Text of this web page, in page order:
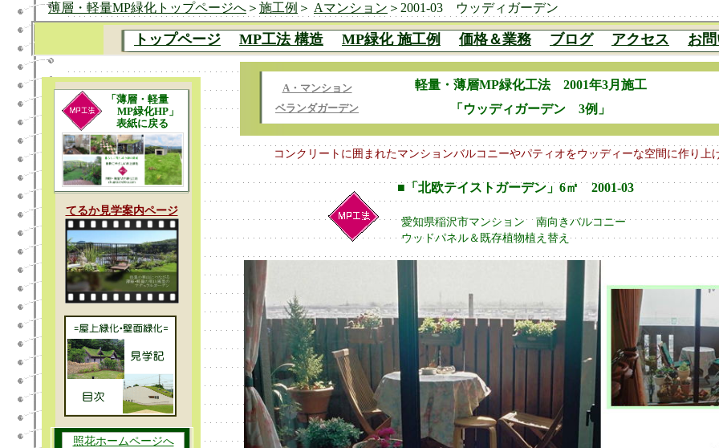
薄層・軽量MP緑化トップページへ ＞ 施工例 ＞ Aマンション ＞2001-03 ウッディガーデン
■「北欧テイストガーデン」6㎡ 2001-03
愛知県稲沢市マンション 南向きバルコニー
ウッドパネル＆既存植物植え替え
軽量・薄層MP緑化工法 2001年3月施工
「ウッディガーデン 3例」
A・マンション
ベランダガーデン
コンクリートに囲まれたマンションバルコニーやパティオをウッディーな空間に作り上